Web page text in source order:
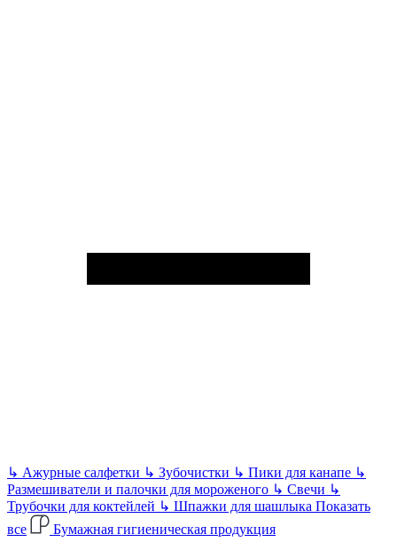
↳ Ажурные салфетки ↳ Зубочистки ↳ Пики для канапе ↳
Размешиватели и палочки для мороженого ↳ Свечи ↳
Трубочки для коктейлей ↳ Шпажки для шашлыка Показать
все
Бумажная гигиеническая продукция